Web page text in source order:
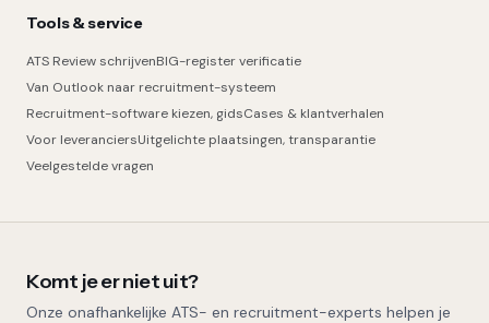
Tools & service
ATS Review schrijvenBIG-register verificatie
Van Outlook naar recruitment-systeem
Recruitment-software kiezen, gidsCases & klantverhalen
Voor leveranciersUitgelichte plaatsingen, transparantie
Veelgestelde vragen
Komt je er niet uit?
Onze onafhankelijke ATS- en recruitment-experts helpen je